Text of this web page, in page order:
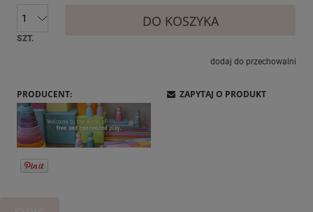
SZT.
DO KOSZYKA
dodaj do przechowalni
PRODUCENT: ZAPYTAJ O PRODUKT